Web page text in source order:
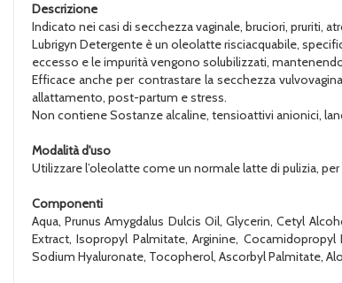
Descrizione
Indicato nei casi di secchezza vaginale, bruciori, pruriti,
Lubrigyn Detergente è un oleolatte risciacquabile,
eccesso e le impurità vengono solubilizzati,
Efficace anche per contrastare la secchezza
allattamento, post-partum e stress.
Non contiene Sostanze alcaline, tensioattivi anionici,
Modalità d'uso
Utilizzare l’oleolatte come un normale latte di pulizia,
Componenti
Aqua, Prunus Amygdalus Dulcis Oil, Glycerin, Cetyl
Extract, Isopropyl Palmitate, Arginine,
Sodium Hyaluronate, Tocopherol, Ascorbyl Palmitate,